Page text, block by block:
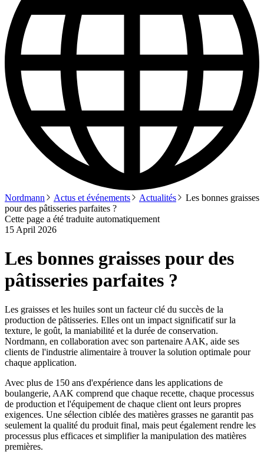
Nordmann Actus et événements Actualités
Les bonnes graisses
pour des pâtisseries parfaites ?
Cette page a été traduite automatiquement
15 April 2026
Les bonnes graisses pour des
pâtisseries parfaites ?
Les graisses et les huiles sont un facteur clé du succès de la
production de pâtisseries. Elles ont un impact significatif sur la
texture, le goût, la maniabilité et la durée de conservation.
Nordmann, en collaboration avec son partenaire AAK, aide ses
clients de l'industrie alimentaire à trouver la solution optimale pour
chaque application.
Avec plus de 150 ans d'expérience dans les applications de
boulangerie, AAK comprend que chaque recette, chaque processus
de production et l'équipement de chaque client ont leurs propres
exigences. Une sélection ciblée des matières grasses ne garantit pas
seulement la qualité du produit final, mais peut également rendre les
processus plus efficaces et simplifier la manipulation des matières
premières.